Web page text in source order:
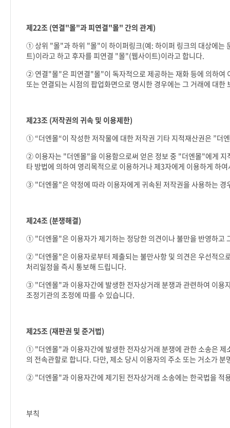
제22조 (연결"몰"과 피연결"몰" 간의 관계)
① 상위 "몰"과 하위 "몰"이 하이퍼링크(예: 하이퍼 링크의 대상에는
트)이라고 하고 후자를 피연결 "몰"(웹사이트)이라고 합니다.
② 연결"몰"은 피연결"몰"이 독자적으로 제공하는 재화 등에 의하
또는 연결되는 시점의 팝업화면으로 명시한 경우에는 그 거래에 대한
제23조 (저작권의 귀속 및 이용제한)
① “더엔몰“이 작성한 저작물에 대한 저작권 기타 지적재산권은 ”더
② 이용자는 "더엔몰"을 이용함으로써 얻은 정보 중 "더엔몰"에게 지
타 방법에 의하여 영리목적으로 이용하거나 제3자에게 이용하게 하
③ "더엔몰"은 약정에 따라 이용자에게 귀속된 저작권을 사용하는
제24조 (분쟁해결)
① "더엔몰"은 이용자가 제기하는 정당한 의견이나 불만을 반영하
② "더엔몰"은 이용자로부터 제출되는 불만사항 및 의견은 우선적으
처리일정을 즉시 통보해 드립니다.
③ "더엔몰"과 이용자간에 발생한 전자상거래 분쟁과 관련하여 이
조정기관의 조정에 따를 수 있습니다.
제25조 (재판권 및 준거법)
① "더엔몰"과 이용자간에 발생한 전자상거래 분쟁에 관한 소송은
의 전속관할로 합니다. 다만, 제소 당시 이용자의 주소 또는 거소가
② "더엔몰"과 이용자간에 제기된 전자상거래 소송에는 한국법을 적
부칙